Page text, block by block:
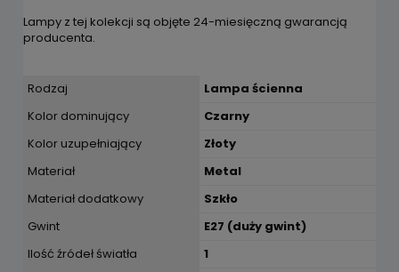
Lampy z tej kolekcji są objęte 24-miesięczną gwarancją
producenta.
Rodzaj
Lampa ścienna
Kolor dominujący
Czarny
Kolor uzupełniający
Złoty
Materiał
Metal
Materiał dodatkowy
Szkło
Gwint
E27 (duży gwint)
Ilość źródeł światła
1